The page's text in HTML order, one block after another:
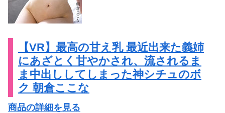
【VR】最高の甘え乳 最近出来た義姉
にあざとく甘やかされ、流されるま
ま中出ししてしまった神シチュのボ
ク 朝倉ここな
商品の詳細を見る